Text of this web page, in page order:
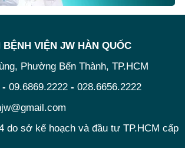
BỆNH VIỆN JW HÀN QUỐC
Phường Bến Thành, TP.HCM
- 09.6869.2222 - 028.6656.2222
do sở kế hoạch và đầu tư TP.HCM cấp